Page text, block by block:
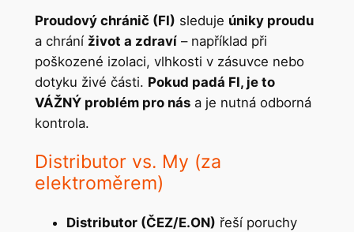
Proudový chránič (FI) sleduje úniky proudu
a chrání život a zdraví– například při
poškozené izolaci, vlhkosti v zásuvce nebo
dotyku živé části. Pokud padá FI, je to
VÁŽNÝ problém pro nása je nutná odborná
kontrola.
Distributor vs. My (za
elektroměrem)
Distributor (ČEZ/E.ON) řeší poruchy